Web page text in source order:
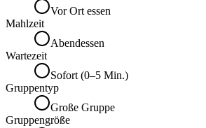
Vor Ort essen
Mahlzeit
Abendessen
Wartezeit
Sofort (0–5 Min.)
Gruppentyp
Große Gruppe
Gruppengröße